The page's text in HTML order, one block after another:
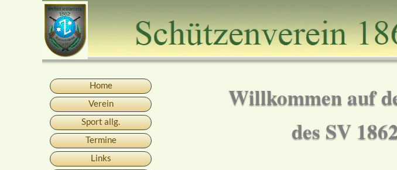
Home
Verein
Sport allg.
Termine
Links
Willkommen auf
des SV